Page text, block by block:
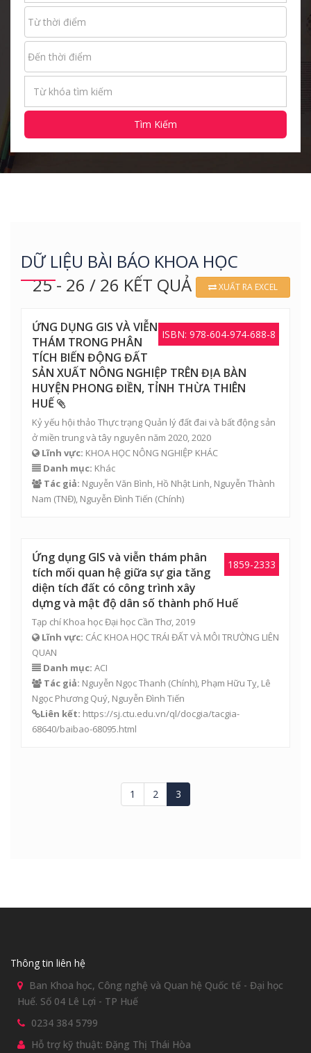
Tìm Kiếm
DỮ LIỆU BÀI BÁO KHOA HỌC
25 - 26 / 26 KẾT QUẢ
XUẤT RA EXCEL
ISBN: 978-604-974-688-8
ỨNG DỤNG GIS VÀ VIỄN
THÁM TRONG PHÂN
TÍCH BIẾN ĐỘNG ĐẤT
SẢN XUẤT NÔNG NGHIỆP TRÊN ĐỊA BÀN
HUYỆN PHONG ĐIỀN, TỈNH THỪA THIÊN
HUẾ
Kỷ yếu hội thảo Thực trạng Quản lý đất đai và bất động sản
ở miền trung và tây nguyên năm 2020, 2020
Lĩnh vực: KHOA HỌC NÔNG NGHIỆP KHÁC
Danh mục: Khác
Tác giả: Nguyễn Văn Bình, Hồ Nhật Linh, Nguyễn Thành
Nam (TNĐ), Nguyễn Đình Tiến (Chính)
1859-2333
Ứng dụng GIS và viễn thám phân
tích mối quan hệ giữa sự gia tăng
diện tích đất có công trình xây
dựng và mật độ dân số thành phố Huế
Tạp chí Khoa học Đại học Cần Thơ, 2019
Lĩnh vực: CÁC KHOA HỌC TRÁI ĐẤT VÀ MÔI TRƯỜNG LIÊN
QUAN
Danh mục: ACI
Tác giả: Nguyễn Ngọc Thanh (Chính), Phạm Hữu Tỵ, Lê
Ngọc Phương Quý, Nguyễn Đình Tiến
Liên kết: https://sj.ctu.edu.vn/ql/docgia/tacgia-
68640/baibao-68095.html
1 2 3
Thông tin liên hệ
Ban Khoa học, Công nghệ và Quan hệ Quốc tế - Đại học
Huế. Số 04 Lê Lợi - TP Huế
0234 384 5799
Hỗ trợ kỹ thuật: Đặng Thị Thái Hòa